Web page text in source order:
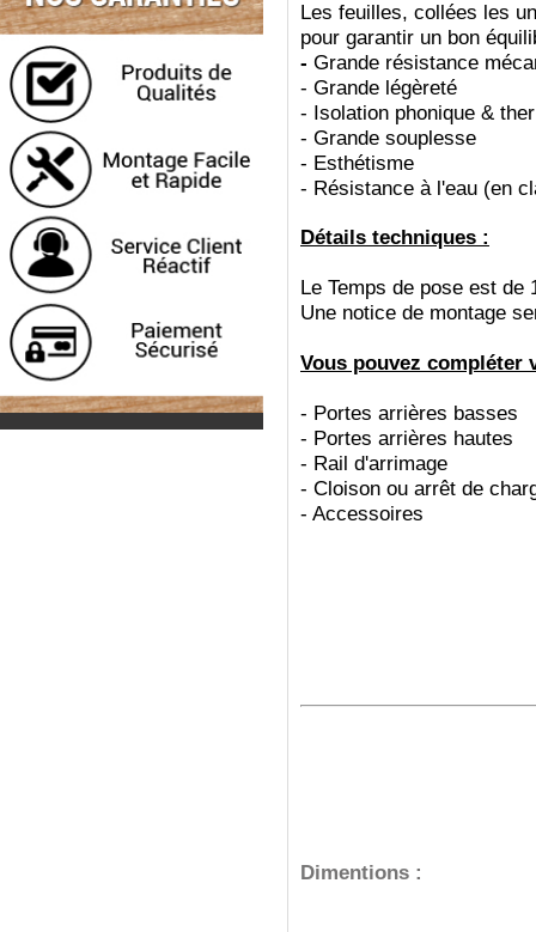
Les feuilles, collées les
pour garantir un bon
- Grande résistance
- Grande légèreté
- Isolation phonique &
- Grande souplesse
- Esthétisme
- Résistance à l'eau (en
Détails techniques :
Le Temps de pose est de
Une notice de montage
Vous pouvez
- Portes arrières basses
- Portes arrières hautes
- Rail d'arrimage
- Cloison ou arrêt de
- Accessoires
Dimentions :